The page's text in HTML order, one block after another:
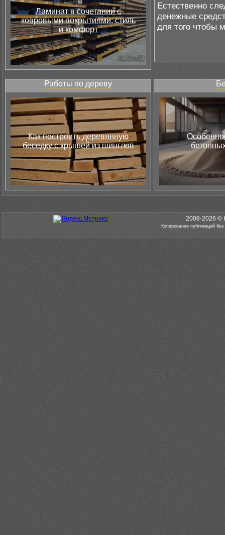
Ламинат в сочетании с
ковровыми покрытиями: стиль
и комфорт
Естественно
денежные
для того чтобы
Работы по дереву
Как построить деревянную
беседку с крышей из шинглов
2008-2026 ©
Копирование публикаций